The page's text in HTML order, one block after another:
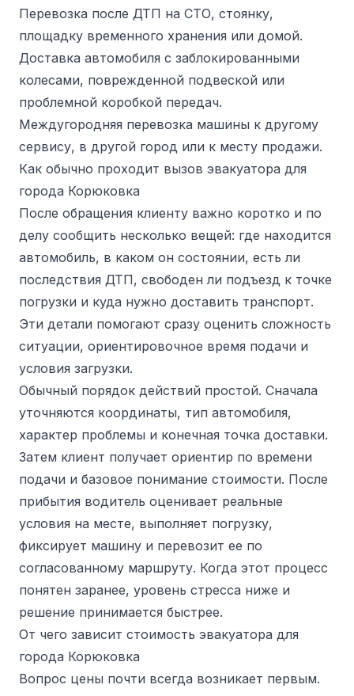
Перевозка после ДТП на СТО, стоянку,
площадку временного хранения или домой.
Доставка автомобиля с заблокированными
колесами, поврежденной подвеской или
проблемной коробкой передач.
Междугородняя перевозка машины к другому
сервису, в другой город или к месту продажи.
Как обычно проходит вызов эвакуатора для
города Корюковка
После обращения клиенту важно коротко и по
делу сообщить несколько вещей: где находится
автомобиль, в каком он состоянии, есть ли
последствия ДТП, свободен ли подъезд к точке
погрузки и куда нужно доставить транспорт.
Эти детали помогают сразу оценить сложность
ситуации, ориентировочное время подачи и
условия загрузки.
Обычный порядок действий простой. Сначала
уточняются координаты, тип автомобиля,
характер проблемы и конечная точка доставки.
Затем клиент получает ориентир по времени
подачи и базовое понимание стоимости. После
прибытия водитель оценивает реальные
условия на месте, выполняет погрузку,
фиксирует машину и перевозит ее по
согласованному маршруту. Когда этот процесс
понятен заранее, уровень стресса ниже и
решение принимается быстрее.
От чего зависит стоимость эвакуатора для
города Корюковка
Вопрос цены почти всегда возникает первым.